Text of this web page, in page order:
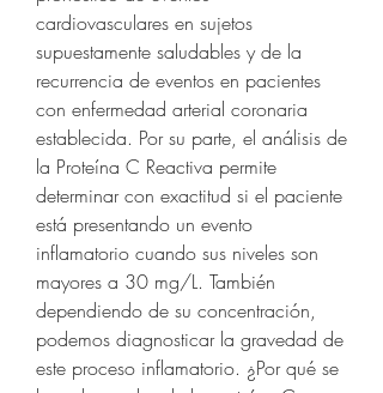
cardiovasculares en sujetos
supuestamente saludables y de la
recurrencia de eventos en pacientes
con enfermedad arterial coronaria
establecida. Por su parte, el análisis de
la Proteína C Reactiva permite
determinar con exactitud si el paciente
está presentando un evento
inflamatorio cuando sus niveles son
mayores a 30 mg/L. También
dependiendo de su concentración,
podemos diagnosticar la gravedad de
este proceso inflamatorio. ¿Por qué se